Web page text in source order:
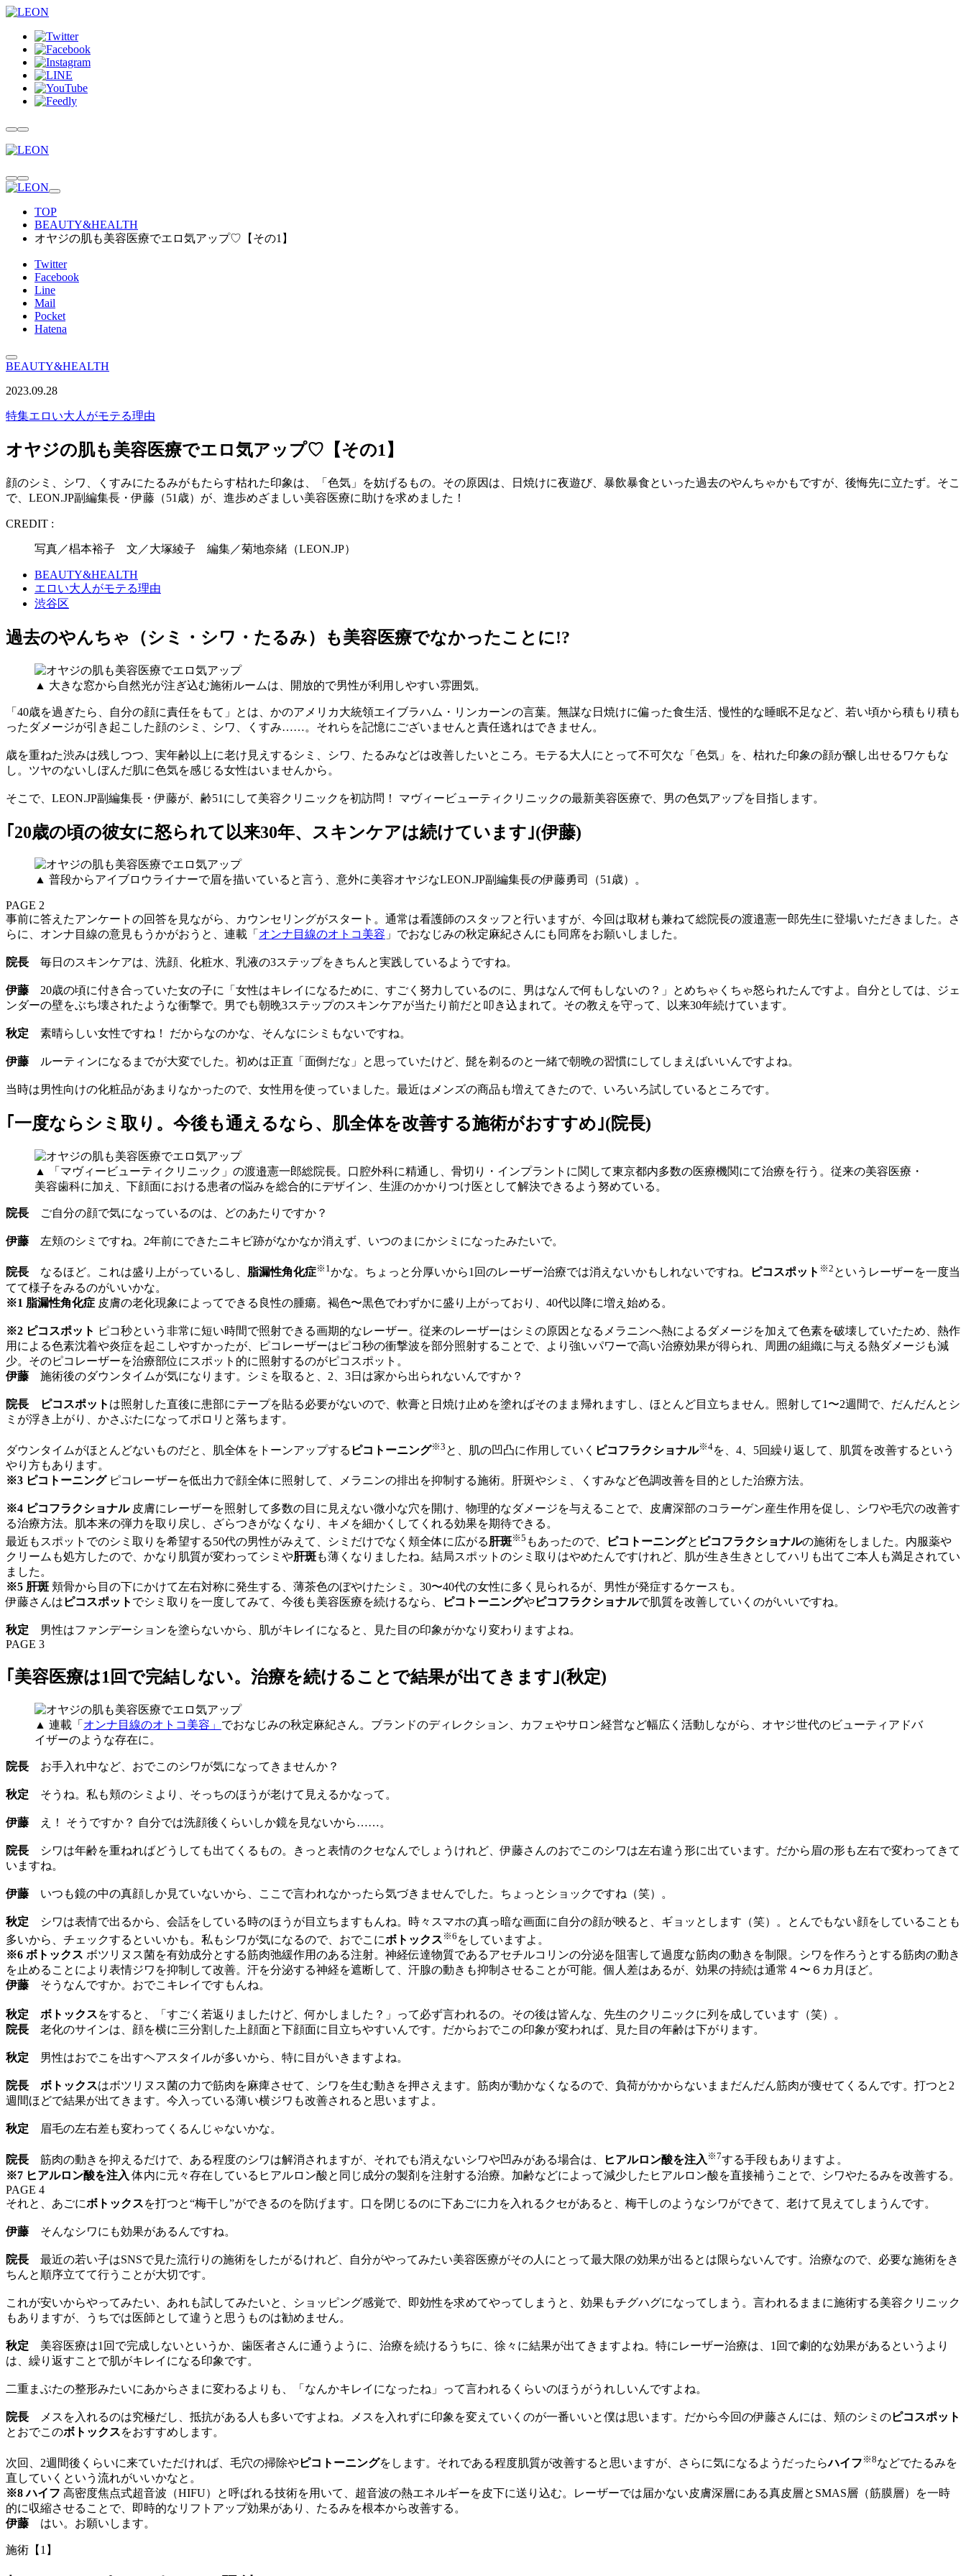
TOP
BEAUTY&HEALTH
オヤジの肌も美容医療でエロ気アップ♡【その1】
Twitter
Facebook
Line
Mail
Pocket
Hatena
BEAUTY&HEALTH
2023.09.28
特集エロい大人がモテる理由
オヤジの肌も美容医療でエロ気アップ♡【その1】
顔のシミ、シワ、くすみにたるみがもたらす枯れた印象は、「色気」を妨げるもの。その原因は、日焼けに夜遊び、暴飲暴食といった過去のやんちゃかもですが、後悔先に立たず。そこ
で、LEON.JP副編集長・伊藤（51歳）が、進歩めざましい美容医療に助けを求めました！
CREDIT :
写真／椙本裕子 文／大塚綾子 編集／菊地奈緒（LEON.JP）
BEAUTY&HEALTH
エロい大人がモテる理由
渋谷区
過去のやんちゃ（シミ・シワ・たるみ）も美容医療でなかったことに!?
▲ 大きな窓から自然光が注ぎ込む施術ルームは、開放的で男性が利用しやすい雰囲気。
「40歳を過ぎたら、自分の顔に責任をもて」とは、かのアメリカ大統領エイブラハム・リンカーンの言葉。無謀な日焼けに偏った食生活、慢性的な睡眠不足など、若い頃から積もり積も
ったダメージが引き起こした顔のシミ、シワ、くすみ……。それらを記憶にございませんと責任逃れはできません。
歳を重ねた渋みは残しつつ、実年齢以上に老け見えするシミ、シワ、たるみなどは改善したいところ。モテる大人にとって不可欠な「色気」を、枯れた印象の顔が醸し出せるワケもな
し。ツヤのないしぼんだ肌に色気を感じる女性はいませんから。
そこで、LEON.JP副編集長・伊藤が、齢51にして美容クリニックを初訪問！ マヴィービューティクリニックの最新美容医療で、男の色気アップを目指します。
｢20歳の頃の彼女に怒られて以来30年、スキンケアは続けています｣(伊藤)
▲ 普段からアイブロウライナーで眉を描いていると言う、意外に美容オヤジなLEON.JP副編集長の伊藤勇司（51歳）。
PAGE 2
事前に答えたアンケートの回答を見ながら、カウンセリングがスタート。通常は看護師のスタッフと行いますが、今回は取材も兼ねて総院長の渡邉憲一郎先生に登場いただきました。さ
らに、オンナ目線の意見もうかがおうと、連載「 オンナ目線のオトコ美容 」でおなじみの秋定麻紀さんにも同席をお願いしました。
院長 毎日のスキンケアは、洗顔、化粧水、乳液の3ステップをきちんと実践しているようですね。
伊藤 20歳の頃に付き合っていた女の子に「女性はキレイになるために、すごく努力しているのに、男はなんで何もしないの？」とめちゃくちゃ怒られたんですよ。自分としては、ジェ
ンダーの壁をぶち壊されたような衝撃で。男でも朝晩3ステップのスキンケアが当たり前だと叩き込まれて。その教えを守って、以来30年続けています。
秋定 素晴らしい女性ですね！ だからなのかな、そんなにシミもないですね。
伊藤 ルーティンになるまでが大変でした。初めは正直「面倒だな」と思っていたけど、髭を剃るのと一緒で朝晩の習慣にしてしまえばいいんですよね。
当時は男性向けの化粧品があまりなかったので、女性用を使っていました。最近はメンズの商品も増えてきたので、いろいろ試しているところです。
｢一度ならシミ取り。今後も通えるなら、肌全体を改善する施術がおすすめ｣(院長)
▲ 「マヴィービューティクリニック」の渡邉憲一郎総院長。口腔外科に精通し、骨切り・インプラントに関して東京都内多数の医療機関にて治療を行う。従来の美容医療・
美容歯科に加え、下顔面における患者の悩みを総合的にデザイン、生涯のかかりつけ医として解決できるよう努めている。
院長 ご自分の顔で気になっているのは、どのあたりですか？
伊藤 左頬のシミですね。2年前にできたニキビ跡がなかなか消えず、いつのまにかシミになったみたいで。
院長 なるほど。これは盛り上がっているし、 脂漏性角化症※1かな。ちょっと分厚いから1回のレーザー治療では消えないかもしれないですね。 ピコスポット ※2 というレーザーを一度当
てて様子をみるのがいいかな。
※1 脂漏性角化症 皮膚の老化現象によってできる良性の腫瘍。褐色〜黒色でわずかに盛り上がっており、40代以降に増え始める。
※2 ピコスポット ピコ秒という非常に短い時間で照射できる画期的なレーザー。従来のレーザーはシミの原因となるメラニンへ熱によるダメージを加えて色素を破壊していたため、熱作
用による色素沈着や炎症を起こしやすかったが、ピコレーザーはピコ秒の衝撃波を部分照射することで、より強いパワーで高い治療効果が得られ、周囲の組織に与える熱ダメージも減
少。そのピコレーザーを治療部位にスポット的に照射するのがピコスポット。
伊藤 施術後のダウンタイムが気になります。シミを取ると、2、3日は家から出られないんですか？
院長 ピコスポット は照射した直後に患部にテープを貼る必要がないので、軟膏と日焼け止めを塗ればそのまま帰れますし、ほとんど目立ちません。照射して1〜2週間で、だんだんとシ
ミが浮き上がり、かさぶたになってポロリと落ちます。
ダウンタイムがほとんどないものだと、肌全体をトーンアップする ピコトーニング※3 と、肌の凹凸に作用していく ピコフラクショナル※4を、4、5回繰り返して、肌質を改善するという
やり方もあります。
※3 ピコトーニングピコレーザーを低出力で顔全体に照射して、メラニンの排出を抑制する施術。肝斑やシミ、くすみなど色調改善を目的とした治療方法。
※4 ピコフラクショナル皮膚にレーザーを照射して多数の目に見えない微小な穴を開け、物理的なダメージを与えることで、皮膚深部のコラーゲン産生作用を促し、シワや毛穴の改善す
る治療方法。肌本来の弾力を取り戻し、ざらつきがなくなり、キメを細かくしてくれる効果を期待できる。
最近もスポットでのシミ取りを希望する50代の男性がみえて、シミだけでなく頬全体に広がる肝斑※5 もあったので、 ピコトーニングと ピコフラクショナルの施術をしました。内服薬や
クリームも処方したので、かなり肌質が変わってシミや肝斑も薄くなりましたね。結局スポットのシミ取りはやめたんですけれど、肌が生き生きとしてハリも出てご本人も満足されてい
ました。
※5 肝斑 頬骨から目の下にかけて左右対称に発生する、薄茶色のぼやけたシミ。30〜40代の女性に多く見られるが、男性が発症するケースも。
伊藤さんは ピコスポット でシミ取りを一度してみて、今後も美容医療を続けるなら、 ピコトーニングやピコフラクショナルで肌質を改善していくのがいいですね。
秋定 男性はファンデーションを塗らないから、肌がキレイになると、見た目の印象がかなり変わりますよね。
PAGE 3
｢美容医療は1回で完結しない。治療を続けることで結果が出てきます｣(秋定)
▲ 連載「 オンナ目線のオトコ美容」 でおなじみの秋定麻紀さん。ブランドのディレクション、カフェやサロン経営など幅広く活動しながら、オヤジ世代のビューティアドバ
イザーのような存在に。
院長 お手入れ中など、おでこのシワが気になってきませんか？
秋定 そうね。私も頬のシミより、そっちのほうが老けて見えるかなって。
伊藤 え！ そうですか？ 自分では洗顔後くらいしか鏡を見ないから……。
院長 シワは年齢を重ねればどうしても出てくるもの。きっと表情のクセなんでしょうけれど、伊藤さんのおでこのシワは左右違う形に出ています。だから眉の形も左右で変わってきて
いますね。
伊藤 いつも鏡の中の真顔しか見ていないから、ここで言われなかったら気づきませんでした。ちょっとショックですね（笑）。
秋定 シワは表情で出るから、会話をしている時のほうが目立ちますもんね。時々スマホの真っ暗な画面に自分の顔が映ると、ギョッとします（笑）。とんでもない顔をしていることも
多いから、チェックするといいかも。私もシワが気になるので、おでこにボトックス ※6 をしていますよ。
※6 ボトックス ボツリヌス菌を有効成分とする筋肉弛緩作用のある注射。神経伝達物質であるアセチルコリンの分泌を阻害して過度な筋肉の動きを制限。シワを作ろうとする筋肉の動き
を止めることにより表情ジワを抑制して改善。汗を分泌する神経を遮断して、汗腺の動きも抑制させることが可能。個人差はあるが、効果の持続は通常４〜６カ月ほど。
伊藤 そうなんですか。おでこキレイですもんね。
秋定 ボトックスをすると、「すごく若返りましたけど、何かしました？」って必ず言われるの。その後は皆んな、先生のクリニックに列を成しています（笑）。
院長 老化のサインは、顔を横に三分割した上顔面と下顔面に目立ちやすいんです。だからおでこの印象が変われば、見た目の年齢は下がります。
秋定 男性はおでこを出すヘアスタイルが多いから、特に目がいきますよね。
院長 ボトックスはボツリヌス菌の力で筋肉を麻痺させて、シワを生む動きを押さえます。筋肉が動かなくなるので、負荷がかからないままだんだん筋肉が痩せてくるんです。打つと2
週間ほどで結果が出てきます。今入っている薄い横ジワも改善されると思いますよ。
秋定 眉毛の左右差も変わってくるんじゃないかな。
院長 筋肉の動きを抑えるだけで、ある程度のシワは解消されますが、それでも消えないシワや凹みがある場合は、 ヒアルロン酸を注入 ※7する手段もありますよ。
※7 ヒアルロン酸を注入 体内に元々存在しているヒアルロン酸と同じ成分の製剤を注射する治療。加齢などによって減少したヒアルロン酸を直接補うことで、シワやたるみを改善する。
PAGE 4
それと、あごにボトックスを打つと“梅干し”ができるのを防げます。口を閉じるのに下あごに力を入れるクセがあると、梅干しのようなシワができて、老けて見えてしまうんです。
伊藤 そんなシワにも効果があるんですね。
院長 最近の若い子はSNSで見た流行りの施術をしたがるけれど、自分がやってみたい美容医療がその人にとって最大限の効果が出るとは限らないんです。治療なので、必要な施術をき
ちんと順序立てて行うことが大切です。
これが安いからやってみたい、あれも試してみたいと、ショッピング感覚で、即効性を求めてやってしまうと、効果もチグハグになってしまう。言われるままに施術する美容クリニック
もありますが、うちでは医師として違うと思うものは勧めません。
秋定 美容医療は1回で完成しないというか、歯医者さんに通うように、治療を続けるうちに、徐々に結果が出てきますよね。特にレーザー治療は、1回で劇的な効果があるというより
は、繰り返すことで肌がキレイになる印象です。
二重まぶたの整形みたいにあからさまに変わるよりも、「なんかキレイになったね」って言われるくらいのほうがうれしいんですよね。
院長 メスを入れるのは究極だし、抵抗がある人も多いですよね。メスを入れずに印象を変えていくのが一番いいと僕は思います。だから今回の伊藤さんには、頬のシミのピコスポット
とおでこのボトックスをおすすめします。
次回、2週間後くらいに来ていただければ、毛穴の掃除やピコトーニングをします。それである程度肌質が改善すると思いますが、さらに気になるようだったらハイフ ※8などでたるみを
直していくという流れがいいかなと。
※8 ハイフ 高密度焦点式超音波（HIFU）と呼ばれる技術を用いて、超音波の熱エネルギーを皮下に送り込む。レーザーでは届かない皮膚深層にある真皮層とSMAS層（筋膜層）を一時
的に収縮させることで、即時的なリフトアップ効果があり、たるみを根本から改善する。
伊藤 はい。お願いします。
施術【1】